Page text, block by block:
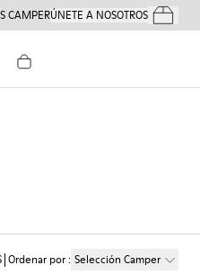
CAMPERÚNETE A NOSOTROSTus
Ordenar por: Selección Camper